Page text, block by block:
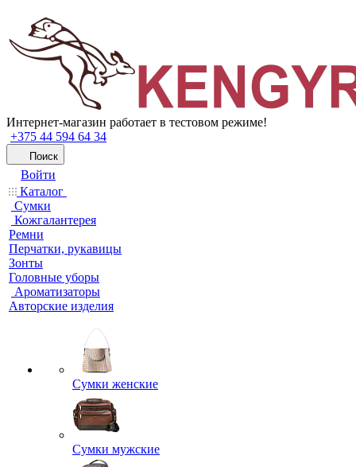
Интернет-магазин работает в тестовом режиме!
+375 44 594 64 34
Поиск
Войти
Каталог
Сумки
Кожгалантерея
Ремни
Перчатки, рукавицы
Зонты
Головные уборы
Ароматизаторы
Авторские изделия
Сумки женские
Сумки мужские